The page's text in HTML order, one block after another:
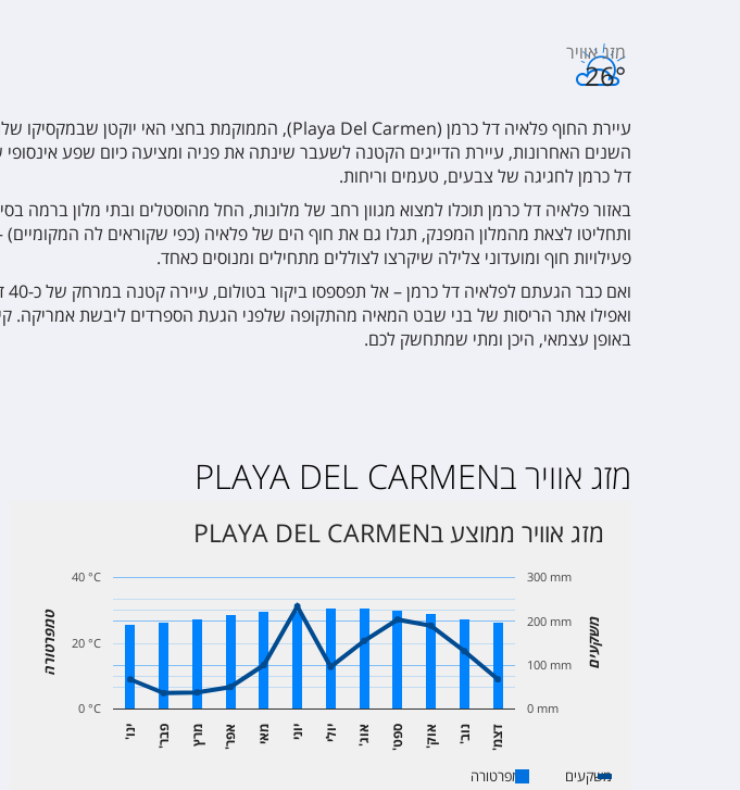
מזג אוויר
26°
עיירת החוף פלאיה דל כרמן (Playa Del Carmen), הממוקמת בחצי האי יוקטן שבמקסיקו
השנים האחרונות, עיירת הדייגים הקטנה לשעבר שינתה את פניה ומציעה כיום שפע
דל כרמן לחגיגה של צבעים, טעמים וריחות.
באזור פלאיה דל כרמן תוכלו למצוא מגוון רחב של מלונות, החל מהוסטלים ובתי מלון ברמה
ותחליטו לצאת מהמלון המפנק, תגלו גם את חוף הים של פלאיה (כפי שקוראים לה המקומיים)
פעילויות חוף ומועדוני צלילה שיקרצו לצוללים מתחילים ומנוסים כאחד.
ואפילו אתר הריסות של בני שבט המאיה מהתקופה שלפני הגעת הספרדים ליבשת אמריקה.
באופן עצמאי, היכן ומתי שמתחשק לכם.
מזג אוויר בPLAYA DEL CARMEN
מזג אוויר ממוצע בPLAYA DEL CARMEN
'
י
נ
ו
'
פ
ב
ר מרץ
'
א
פ
ר מאי יוני יולי
'
א
ו
ג
'
ס
פ
ט '
א
ו
ק '
נ
ו
ב
'
ד
צ
מ
0 °C
20 °C
40 °C
0 mm
100 mm
200 mm
300 mm
טמפרטורה משקעים
משקעים טמפרטורה